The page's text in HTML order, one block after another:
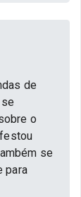
de
o
se
para